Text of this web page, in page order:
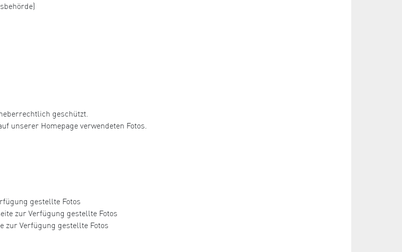
geschützt.
unserer Homepage verwendeten Fotos.
gestellte Fotos
zur Verfügung gestellte Fotos
zur Verfügung gestellte Fotos